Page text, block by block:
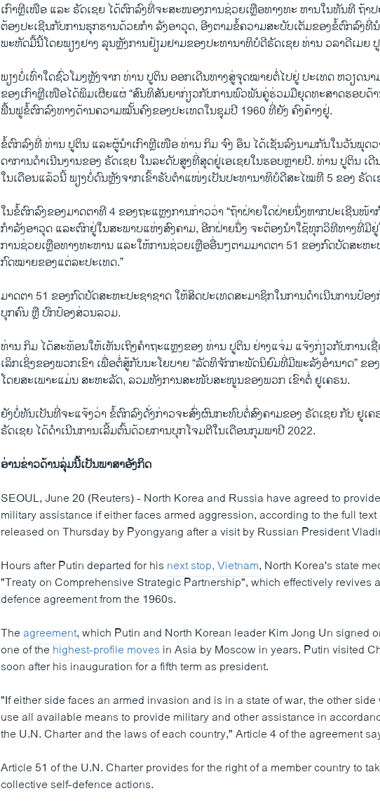
ເກົາຫຼີເໜືອ ແລະ ຣັດເຊຍ ໄດ້ຕົກລົງທີ່ຈະສະໜອງການຊ່ວຍເຫຼືອທາງທະ ຫານໃນທັນທີ ຖ້າ
ຕ້ອງປະເຊີນກັບການຮຸກຮານດ້ວຍກຳ ລັງອາວຸດ, ອີງຕາມຂໍ້ຄວາມສະບັບເຕັມຂອງຂໍ້ຕົກລົງທີ່
ພະຫັດມື້ນີ້ໂດຍພຽງຢາງ ລຸນຫຼັງການຢ້ຽມຢາມຂອງປະທານາທິບໍດີຣັດເຊຍ ທ່ານ ວລາດີເມຍ
ພຽງບໍ່ເທົ່າ​ໃດ​ຊົ່ວ​ໂມງ​ຫຼັງ​ຈາກ ​ທ່ານ ປູຕິນ ອອກ​ເດີນທາງ​ສູ່ຈຸດໝາຍ​ຕໍ່​ໄປຢູ່ ປະເທດ ຫວຽດນ
ຂອງ​ເກົາຫຼີ​ເໜືອ​ໄດ້​ພິມ​ເຜີຍ​ແຜ່ “ສົນທິສັນຍາ​ກ່ຽວ​ກັບ​ການ​ພົວພັນ​ຄູ່​ຮ່ວມ​ມື​ຍຸດ​ທະ​ສາດ​ຮອບດ້າ
ຟື້ນ​ຟູ​ຂໍ້​ຕົກລົງທາງ​ດ້ານຄວາມ​ໝັ້ນຄົງຂອງ​ປະ​ເທດ​ໃນ​ຊຸມ​ປີ 1960 ທີ່ຍັງ ຄົງຄ້າງຢູ່.
ຂໍ້​ຕົກ​ລົງ​ທີ່ ​ທ່ານ ປູຕິນ ແລະ​ຜູ້​ນຳ​ເກົາ​ຫຼີ​ເໜືອ ທ່ານ ກິມ ຈົງ ອຶນ ໄດ້ເຊັນ​ລົງ​ນາມກັນ​ໃນ​ວັນ​ພຸດ​
ດາ​ການ​ດໍາເນີນງານຂອງ ຣັດເຊຍ ໃນລະດັບ​ສູງ​ທີ່​ສຸດ​ຢູ່ເອ​ເຊຍໃນ​ຮອບ​ຫຼາຍ​ປີ. ທ່ານ ​ປູ​ຕິນ ​ເ
ໃນ​ເດືອນ​ແລ້ວ​ນີ້ ພຽງ​ບໍ່​ດົນ​ຫຼັງ​ຈາກ​ເຂົ້າ​ຮັບ​ຕຳ​ແໜ່ງ​ເປັນ​ປະ​ທາ​ນາ​ທິ​ບໍ​ດີ​ສະ​ໄໝ​ທີ 5 ຂອງ ຣັດເ
ໃນຂໍ້ຕົກລົງຂອງມາດຕາທີ 4 ຂອງຖະແຫຼງການກ່າວວ່າ “ຖ້າ​ຝ່າຍ​ໃດ​ຝ່າຍ​ນຶ່ງຫາກ​ປະ​ເຊີນ​ໜ້
ກຳລັງ​ອາວຸດ​ ແລະ​ຕົກ​ຢູ່​ໃນ​ສະພາບແຫ່ງ​ສົງຄາມ, ອີກ​ຝ່າຍ​ນຶ່ງ​ ຈະຕ້ອງ​ນຳ​ໃຊ້​ທຸກ​ວິທີ​ທາງ​ທີ່​ມີ​
ການຊ່ວຍເຫຼືອທາງ​ທະຫານ ​ແລະໃຫ້​ການ​ຊ່ວຍ​ເຫຼືອ​ອື່ນໆ​ຕາມ​ມາດຕາ 51 ຂອງ​ກົດ​ບັດ​ສະຫະ​
ກົດໝາຍ​ຂອງ​ແຕ່ລະ​ປະ​ເທດ.”
ມາດ​ຕາ 51 ຂອງ​ກົດ​ບັດ​ສະ​ຫະ​ປະ​ຊາ​ຊາດ​ ໃຫ້​ສິດປະ​ເທດ​ສະ​ມາ​ຊິກ​ໃນ​ການ​ດໍາ​ເນີນ​ການ​ປ້ອ
ບຸກ​ຄົນ ​ຫຼື ປົກປ້ອງສ່ວນ​ລວມ​.
ທ່ານ ກິມ ໄດ້ສະທ້ອນໃຫ້ເຫັນ​ເຖິງ​ຄຳ​ຖະ​ແຫຼງ​ຂອງ​ ທ່ານ ປູຕິນ ຢ່າງ​ແຈ່ມ ແຈ້ງ​ກ່ຽວ​ກັບ​ການ​
ເລິກເຊິ່ງຂອງພວກເຂົາ ເພື່ອ​ຕໍ່​ສູ້ກັບ​ນະ​ໂຍ​ບາຍ “ລັດທິຈັກກະພັດນິຍົມທີ່ມີພະລັງອໍານາດ” ຂອ
ໂດຍສະເພາະແມ່ນ ສະ​ຫະ​ລັດ, ລວມ​ທັງ​ການ​ສະ​ໜັບ​ສະ​ໜູນ​ຂອງພວກ ເຂົາຕໍ່ ຢູ​ເຄຣນ.
ຍັງ​ບໍ່​ທັນ​ເປັນ​ທີ່​ຈະ​ແຈ້ງວ່າ ຂໍ້​ຕົກລົງ​ດັ່ງກ່າວ​ຈະ​ສົ່ງ​ຜົນ​ກະທົບ​ຕໍ່​ສົງຄາມ​ຂອງ ຣັດ​ເຊຍ ກັບ ​ຢູ​ເຄ
ຣັດເຊຍ ໄດ້ດໍາເນີນການ​ເລີ້​ມຕົ້ນ​ດ້ວຍ​ການ​ບຸກ​ໂຈມ​ຕີ​ໃນ​ເດືອນ​ກຸມພາ​ປີ 2022.
ອ່ານຂ່າວດ້ານລຸ່ມນີ້ເປັນພາສາອັງກິດ
SEOUL, June 20 (Reuters) - North Korea and Russia have agreed to
military assistance if either faces armed aggression, according to the full
released on Thursday by Pyongyang after a visit by Russian President
Hours after Putin departed for hisnext stop, Vietnam, North Korea's state
"Treaty on Comprehensive Strategic Partnership", which effectively revives
defence agreement from the 1960s.
The agreement, which Putin and North Korean leader Kim Jong Un signed
one of the highest-profile movesin Asia by Moscow in years. Putin visited
soon after his inauguration for a fifth term as president.
"If either side faces an armed invasion and is in a state of war, the other
use all available means to provide military and other assistance in
the U.N. Charter and the laws of each country," Article 4 of the agreement
Article 51 of the U.N. Charter provides for the right of a member country to
collective self-defence actions.